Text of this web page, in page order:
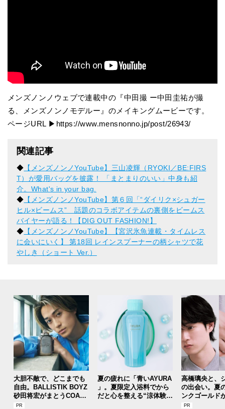
メンズノンノウェブで連載中の『中田撮 ー中田圭祐が撮
る、メンズノンノモデルー』のメイキングムービーです。
ページURL ▶︎https://www.mensnonno.jp/post/26943/
関連記事
◆ 【メンズノンノYouTube】三山凌輝（RYOKI／BE:FIRS
T）が愛用バッグを披露！ 「まとまりのいい」中身も紹
介。What's in your bag.
◆ 【メンズノンノYouTube】第６回「“ダイリク×シュガー
ヒル×ビームス” 話題のコラボアイテムの裏側をビームス
バイヤーが語る！【DIG OUT FASHION!】
◆ 【メンズノンノYouTube】【宮沢氷魚連載・タイムレス
に会いにいく】 第18回 レインスプーナーの柄シャツで花
やしき（ショート Ver.）
大胆不敵で、どこまでも
自由。BALLISTIK BOYZ
砂田将宏がまとうCOACH
の新作フレグランス「コ
夏の疲れに「青いAYURA
」。夏限定入浴料でから
だと心を整える“涼体験”
高橋璃央と、
の出会い。夏
ンクゴールド
SUMMER